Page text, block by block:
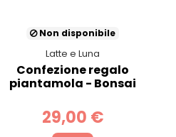
Non disponibile
Latte e Luna
Confezione regalo
piantamola - Bonsai
29,00 €